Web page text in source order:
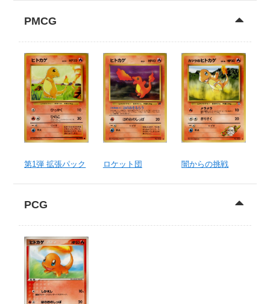
PMCG
第1弾 拡張パック ロケット団 闇からの挑戦
PCG